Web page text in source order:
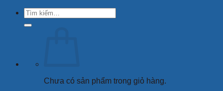
Tìm
kiếm:
Chưa có sản phẩm trong giỏ hàng.